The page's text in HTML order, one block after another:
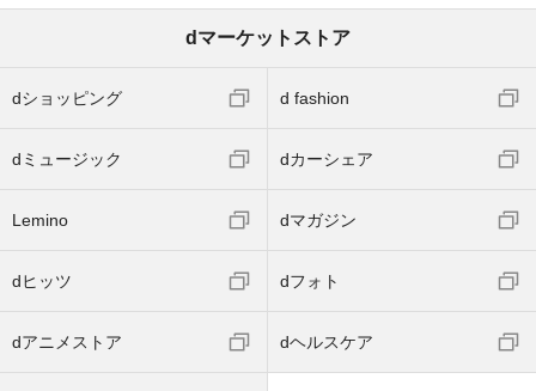
dマーケットストア
dショッピング d fashion
dミュージック dカーシェア
Lemino dマガジン
dヒッツ dフォト
dアニメストア dヘルスケア